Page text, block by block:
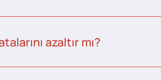
azaltır mı?